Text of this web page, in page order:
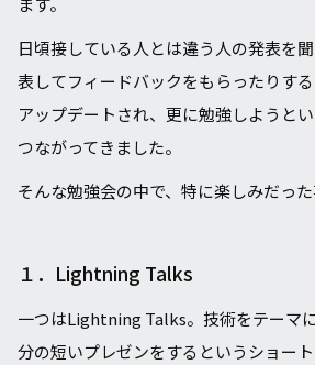
⽇頃接している⼈とは違う⼈の発表を
表してフィードバックをもらったりす
アップデートされ、更に勉強しようと
つながってきました。
そんな勉強会の中で、特に楽しみだった
１．Lightning Talks
一つはLightning Talks。技術をテーマ
分の短いプレゼンをするというショー